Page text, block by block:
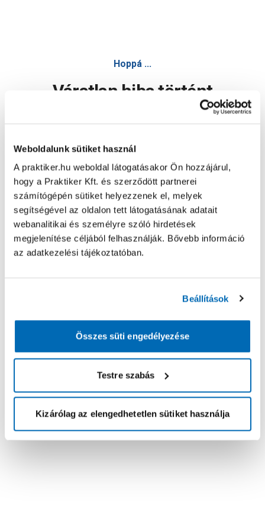
Weboldalunk sütiket használ
A praktiker.hu weboldal látogatásakor Ön hozzájárul,
hogy a Praktiker Kft. és szerződött partnerei
számítógépén sütiket helyezzenek el, melyek
segítségével az oldalon tett látogatásának adatait
webanalitikai és személyre szóló hirdetések
megjelenítése céljából felhasználják. Bővebb információ
az adatkezelési tájékoztatóban.
Beállítások
Összes süti engedélyezése
Testre szabás
Kizárólag az elengedhetetlen sütiket használja
Hoppá ...
Váratlan hiba történt
Oldal újratöltése